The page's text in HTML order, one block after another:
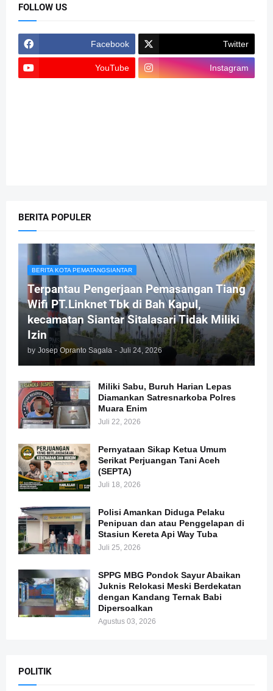
FOLLOW US
Facebook Twitter
YouTube Instagram
BERITA POPULER
BERITA KOTA PEMATANGSIANTAR
Terpantau Pengerjaan Pemasangan Tiang
Wifi PT.Linknet Tbk di Bah Kapul,
kecamatan Siantar Sitalasari Tidak Miliki
Izin
by Josep Opranto Sagala - Juli 24, 2026
Miliki Sabu, Buruh Harian Lepas
Diamankan Satresnarkoba Polres
Muara Enim
Juli 22, 2026
Pernyataan Sikap Ketua Umum
Serikat Perjuangan Tani Aceh
(SEPTA)
Juli 18, 2026
Polisi Amankan Diduga Pelaku
Penipuan dan atau Penggelapan di
Stasiun Kereta Api Way Tuba
Juli 25, 2026
SPPG MBG Pondok Sayur Abaikan
Juknis Relokasi Meski Berdekatan
dengan Kandang Ternak Babi
Dipersoalkan
Agustus 03, 2026
POLITIK